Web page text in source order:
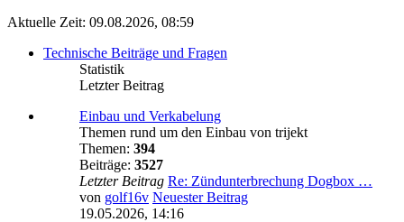
Aktuelle Zeit: 09.08.2026, 08:59
Technische Beiträge und Fragen
Statistik
Letzter Beitrag
Einbau und Verkabelung
Themen rund um den Einbau von trijekt
Themen: 394
Beiträge: 3527
Letzter Beitrag Re: Zündunterbrechung Dogbox …
von golf16v Neuester Beitrag
19.05.2026, 14:16